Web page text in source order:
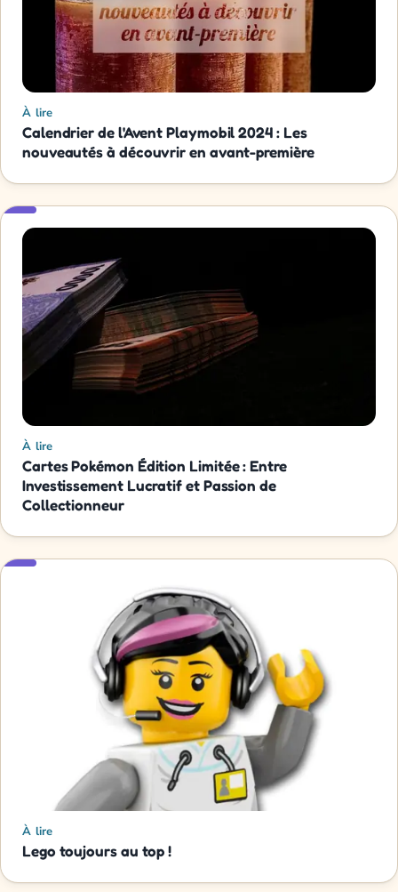
À lire
Calendrier de l'Avent Playmobil 2024 : Les
nouveautés à découvrir en avant-première
À lire
Cartes Pokémon Édition Limitée : Entre
Investissement Lucratif et Passion de
Collectionneur
À lire
Lego toujours au top !